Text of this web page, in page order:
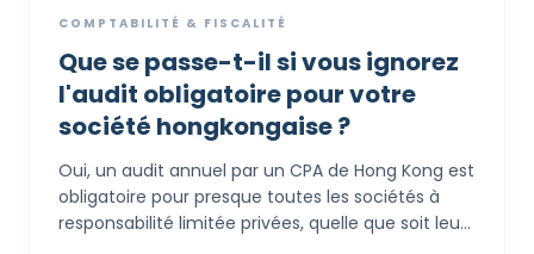
COMPTABILITÉ & FISCALITÉ
Que se passe-t-il si vous ignorez
l'audit obligatoire pour votre
société hongkongaise ?
Oui, un audit annuel par un CPA de Hong Kong est
obligatoire pour presque toutes les sociétés à
responsabilité limitée privées, quelle que soit leur